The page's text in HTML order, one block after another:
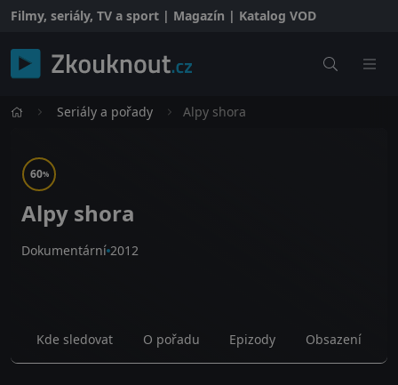
Filmy, seriály, TV a sport | Magazín | Katalog VOD
Seriály a pořady Alpy shora
60%
Alpy shora
Dokumentární 2012
Kde sledovat O pořadu Epizody Obsazení